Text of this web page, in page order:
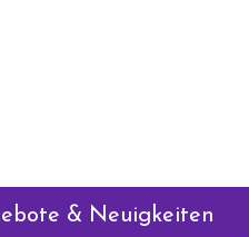
& Neuigkeiten